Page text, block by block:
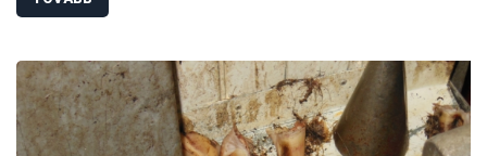
további 17 ezer liter, élelmiszerbiztonsági szempontból veszélyes,